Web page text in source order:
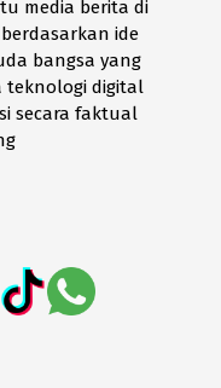
media berita di
ide
bangsa yang
teknologi digital
secara faktual